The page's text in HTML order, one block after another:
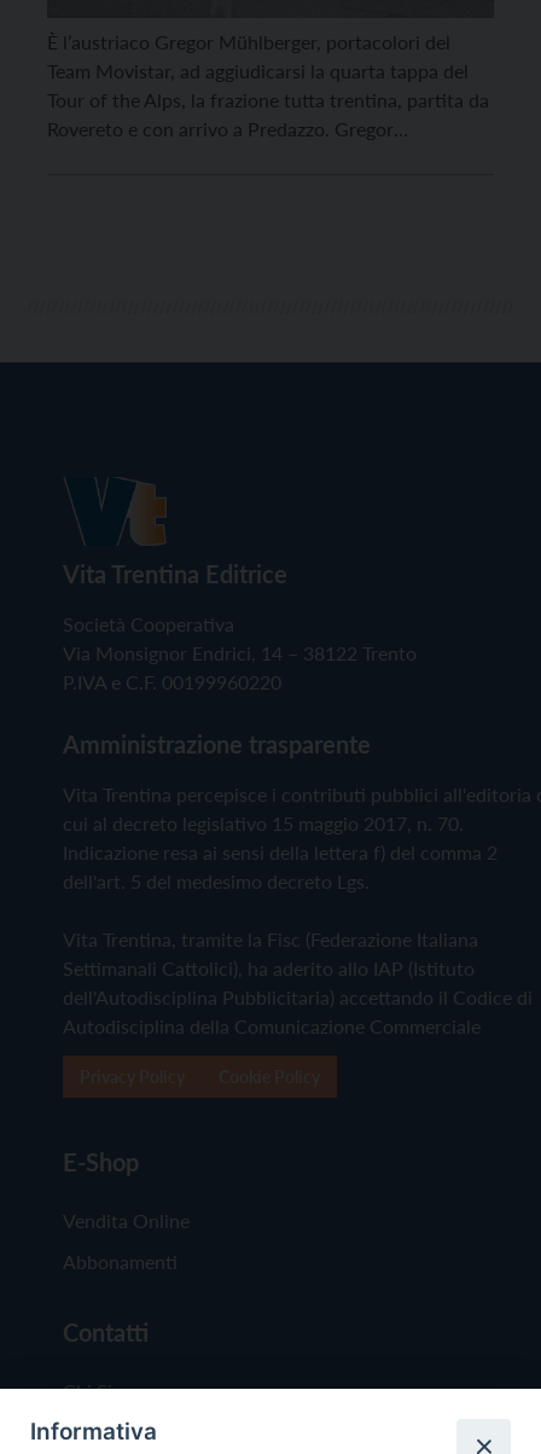
È l’austriaco Gregor Mühlberger, portacolori del
Team Movistar, ad aggiudicarsi la quarta tappa del
Tour of the Alps, la frazione tutta trentina, partita da
Rovereto e con arrivo a Predazzo. Gregor
Vita Trentina Editrice
Società Cooperativa
Via Monsignor Endrici, 14 – 38122 Trento
P.IVA e C.F. 00199960220
Amministrazione trasparente
Vita Trentina percepisce i contributi pubblici all'editoria
cui al decreto legislativo 15 maggio 2017, n. 70.
Indicazione resa ai sensi della lettera f) del comma 2
dell'art. 5 del medesimo decreto Lgs.
Vita Trentina, tramite la Fisc (Federazione Italiana
Settimanali Cattolici), ha aderito allo IAP (Istituto
dell'Autodisciplina Pubblicitaria) accettando il Codice di
Autodisciplina della Comunicazione Commerciale
E-Shop
Vendita Online
Abbonamenti
Contatti
Chi Siamo
Redazione
Informativa